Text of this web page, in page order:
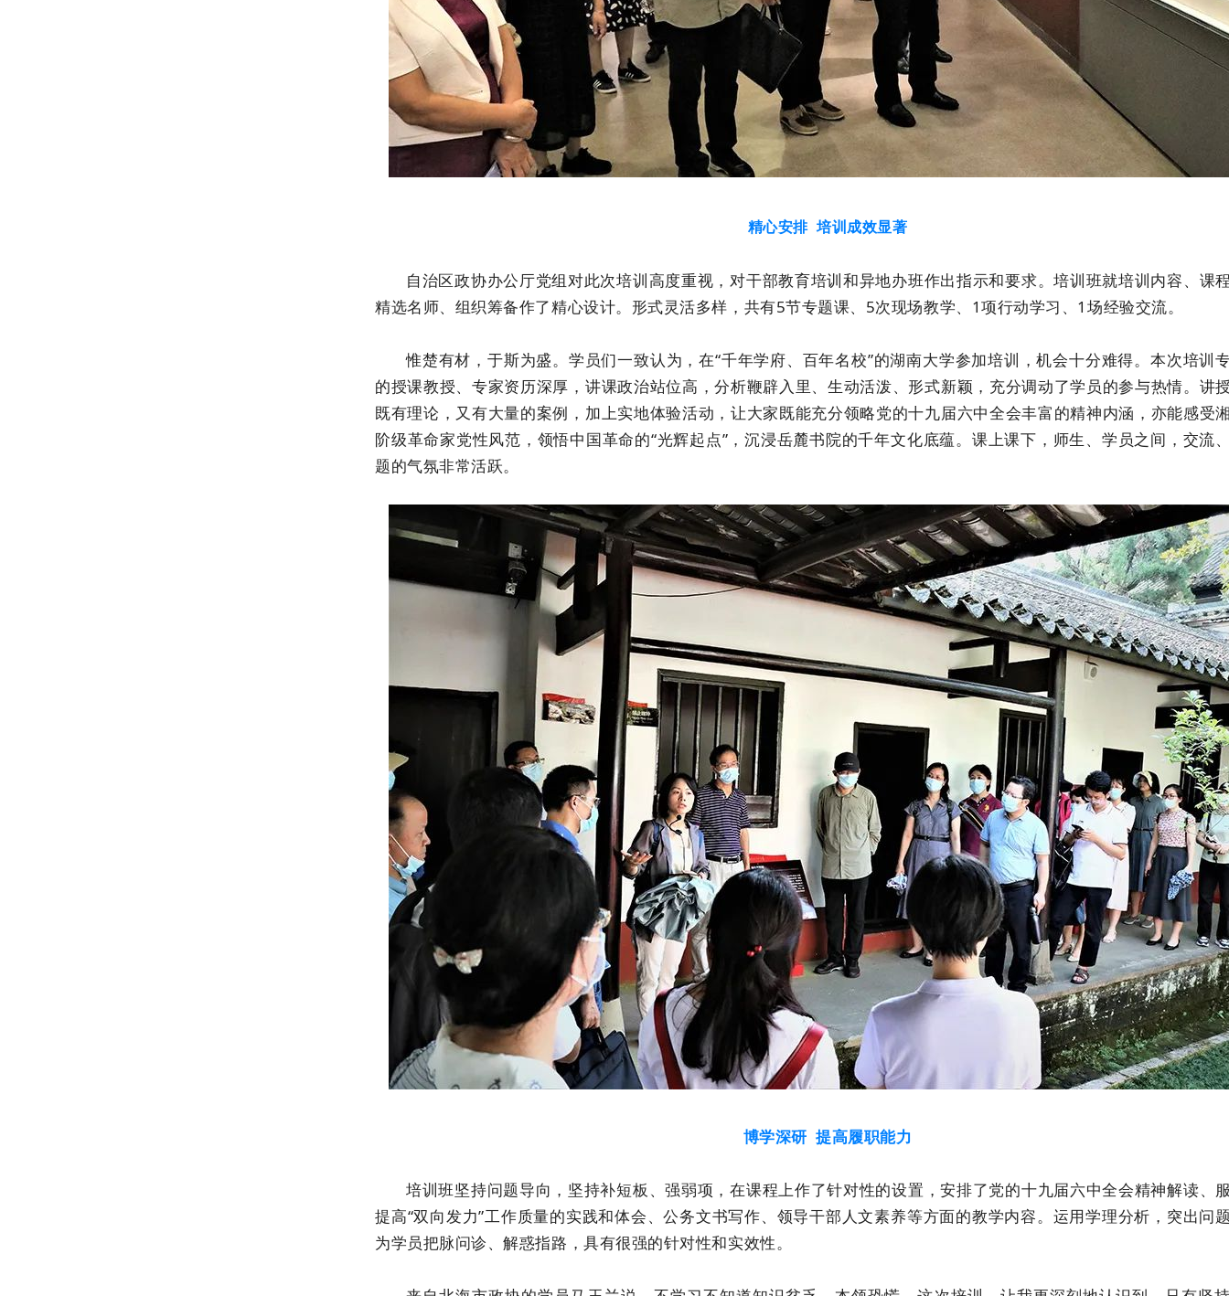
精心安排 培训成效显著
自治区政协办公厅党组对此次培训高度重视，对干部教育培训和异地办班作出指示和要求。培训班就培训内容、课
精选名师、组织筹备作了精心设计。形式灵活多样，共有5节专题课、5次现场教学、1项行动学习、1场经验交流。
惟楚有材，于斯为盛。学员们一致认为，在“千年学府、百年名校”的湖南大学参加培训，机会十分难得。本次培训
的授课教授、专家资历深厚，讲课政治站位高，分析鞭辟入里、生动活泼、形式新颖，充分调动了学员的参与热情。讲
既有理论，又有大量的案例，加上实地体验活动，让大家既能充分领略党的十九届六中全会丰富的精神内涵，亦能感受
阶级革命家党性风范，领悟中国革命的“光辉起点”，沉浸岳麓书院的千年文化底蕴。课上课下，师生、学员之间，交流
题的气氛非常活跃。
博学深研 提高履职能力
培训班坚持问题导向，坚持补短板、强弱项，在课程上作了针对性的设置，安排了党的十九届六中全会精神解读、
提高“双向发力”工作质量的实践和体会、公务文书写作、领导干部人文素养等方面的教学内容。运用学理分析，突出问
为学员把脉问诊、解惑指路，具有很强的针对性和实效性。